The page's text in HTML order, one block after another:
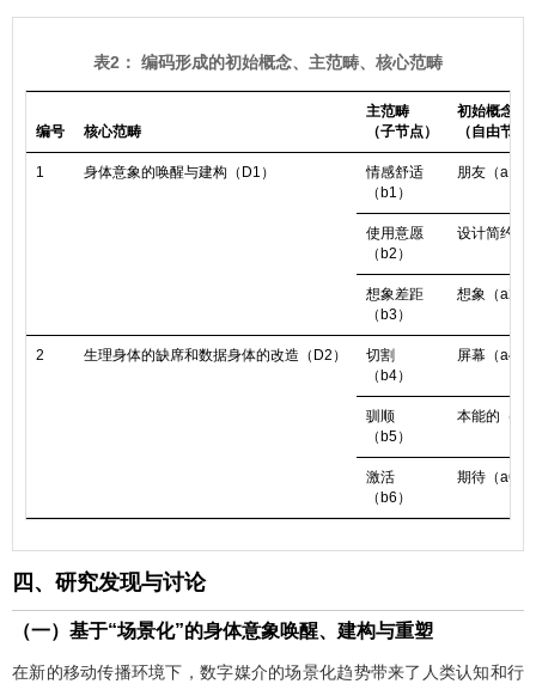
表2： 编码形成的初始概念、主范畴、核心范畴
编号 核心范畴
主范畴
（子节点）
初始概念
（自由节点
1 身体意象的唤醒与建构（D1）
情感舒适
（b1）
朋友（a1
使用意愿
（b2）
设计简约（
想象差距
（b3）
想象（a27
2 生理身体的缺席和数据身体的改造（D2）
切割
（b4）
屏幕（a41
驯顺
（b5）
本能的（
激活
（b6）
期待（a64
四、研究发现与讨论
（一）基于“场景化”的身体意象唤醒、建构与重塑
在新的移动传播环境下，数字媒介的场景化趋势带来了人类认知和行